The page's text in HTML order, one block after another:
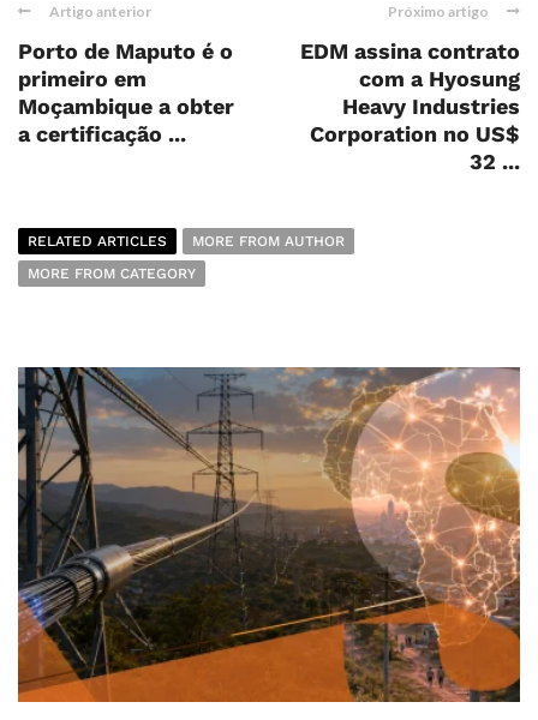
Artigo anterior
Porto de Maputo é o
primeiro em
Moçambique a obter
a certificação ...
Próximo artigo
EDM assina contrato
com a Hyosung
Heavy Industries
Corporation no US$
32 ...
RELATED ARTICLES
MORE FROM AUTHOR
MORE FROM CATEGORY